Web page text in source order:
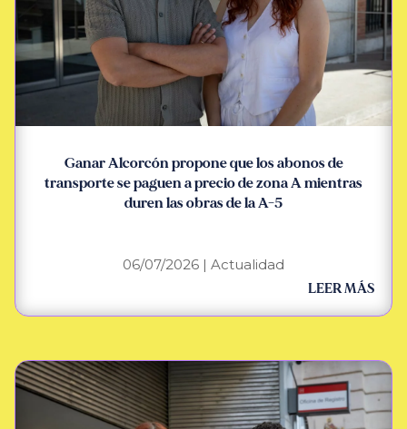
Ganar Alcorcón propone que los abonos de
transporte se paguen a precio de zona A mientras
duren las obras de la A-5
06/07/2026 | Actualidad
LEER MÁS